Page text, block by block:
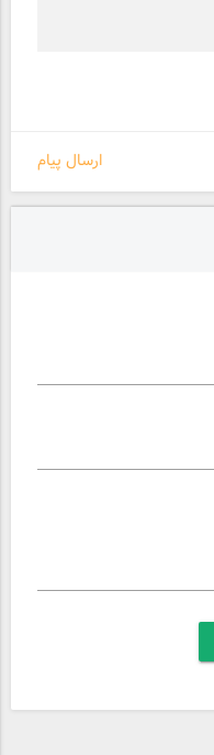
ارسال پیام